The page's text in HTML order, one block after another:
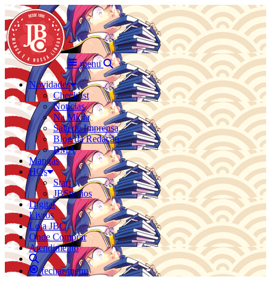
menu
Novidades
Checklist
Notícias
Na Mídia
Sala de Imprensa
Blog da Redação
BMA
Mangás
HQs
Start
JBStudios
Digital
Livros
Loja JBC
Onde Comprar
Atendimento
fechar menu